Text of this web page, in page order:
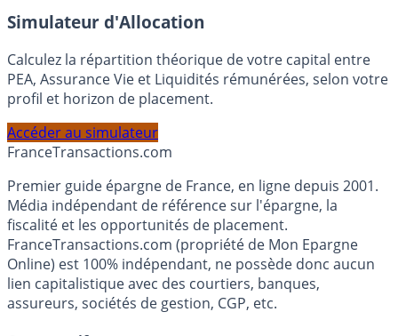
En savoir plus
Simulateur d'Allocation
Calculez la répartition théorique de votre capital entre
PEA, Assurance Vie et Liquidités rémunérées, selon votre
profil et horizon de placement.
Accéder au simulateur
FranceTransactions.com
Premier guide épargne de France, en ligne depuis 2001.
Média indépendant de référence sur l'épargne, la
fiscalité et les opportunités de placement.
FranceTransactions.com (propriété de Mon Epargne
Online) est 100% indépendant, ne possède donc aucun
lien capitalistique avec des courtiers, banques,